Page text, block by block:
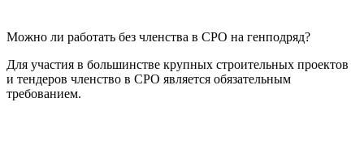
Можно ли работать без членства в СРО на генподряд?
Для участия в большинстве крупных строительных проектов
и тендеров членство в СРО является обязательным
требованием.